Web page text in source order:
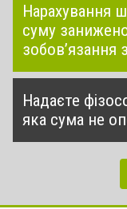
Нарахування
суму
зобов’язання
Надаєте
яка сума не